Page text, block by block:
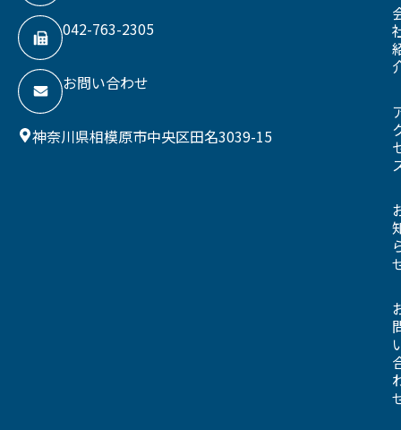
042-763-2305
お問い合わせ
神奈川県相模原市中央区田名3039-15